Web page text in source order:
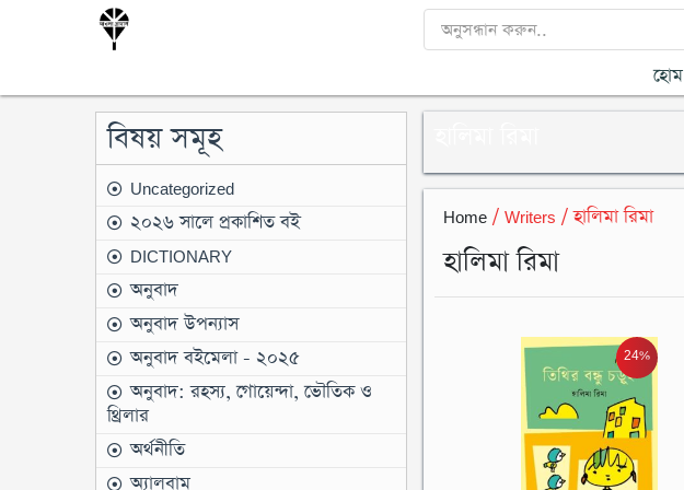
Products
search
হোম
বিষয় সমূহ
Uncategorized
২০২৬ সালে প্রকাশিত বই
DICTIONARY
অনুবাদ
অনুবাদ উপন্যাস
অনুবাদ বইমেলা - ২০২৫
অনুবাদ: রহস্য, গোয়েন্দা, ভৌতিক ও
থ্রিলার
অর্থনীতি
অ্যালবাম
Home / Writers / হালিমা রিমা
হালিমা রিমা
24%